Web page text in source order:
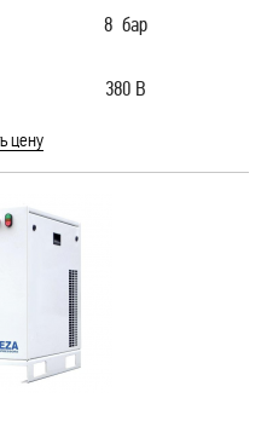
8 бар
380 В
цену